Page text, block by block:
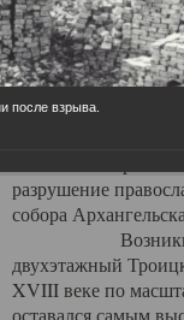
Свято-Троицкий
23.12.2015
Сегодня мы можем
пострадал от
выдающихся
вызванная
разрушение
собора
Возникнув в
двухэтажный
XVIII веке по
оставался самым
после взрыва.